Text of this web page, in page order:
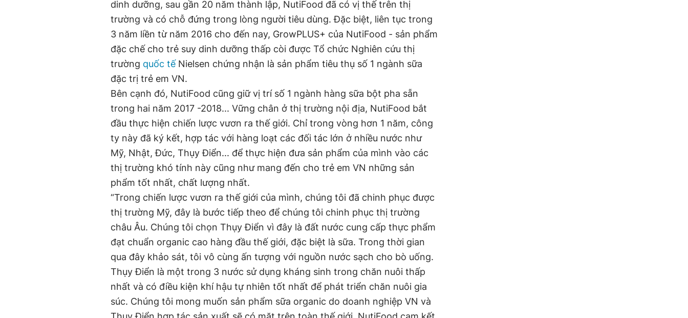
dinh dưỡng, sau gần 20 năm thành lập, NutiFood đã có vị thế trên thị
trường và có chỗ đứng trong lòng người tiêu dùng. Đặc biệt, liên tục trong
3 năm liền từ năm 2016 cho đến nay, GrowPLUS+ của NutiFood - sản phẩm
đặc chế cho trẻ suy dinh dưỡng thấp còi được Tổ chức Nghiên cứu thị
trường quốc tế Nielsen chứng nhận là sản phẩm tiêu thụ số 1 ngành sữa
đặc trị trẻ em VN.
Bên cạnh đó, NutiFood cũng giữ vị trí số 1 ngành hàng sữa bột pha sẵn
trong hai năm 2017 -2018... Vững chân ở thị trường nội địa, NutiFood bắt
đầu thực hiện chiến lược vươn ra thế giới. Chỉ trong vòng hơn 1 năm, công
ty này đã ký kết, hợp tác với hàng loạt các đối tác lớn ở nhiều nước như
Mỹ, Nhật, Đức, Thụy Điển... để thực hiện đưa sản phẩm của mình vào các
thị trường khó tính này cũng như mang đến cho trẻ em VN những sản
phẩm tốt nhất, chất lượng nhất.
“Trong chiến lược vươn ra thế giới của mình, chúng tôi đã chinh phục được
thị trường Mỹ, đây là bước tiếp theo để chúng tôi chinh phục thị trường
châu Âu. Chúng tôi chọn Thụy Điển vì đây là đất nước cung cấp thực phẩm
đạt chuẩn organic cao hàng đầu thế giới, đặc biệt là sữa. Trong thời gian
qua đây khảo sát, tôi vô cùng ấn tượng với nguồn nước sạch cho bò uống.
Thụy Điển là một trong 3 nước sử dụng kháng sinh trong chăn nuôi thấp
nhất và có điều kiện khí hậu tự nhiên tốt nhất để phát triển chăn nuôi gia
súc. Chúng tôi mong muốn sản phẩm sữa organic do doanh nghiệp VN và